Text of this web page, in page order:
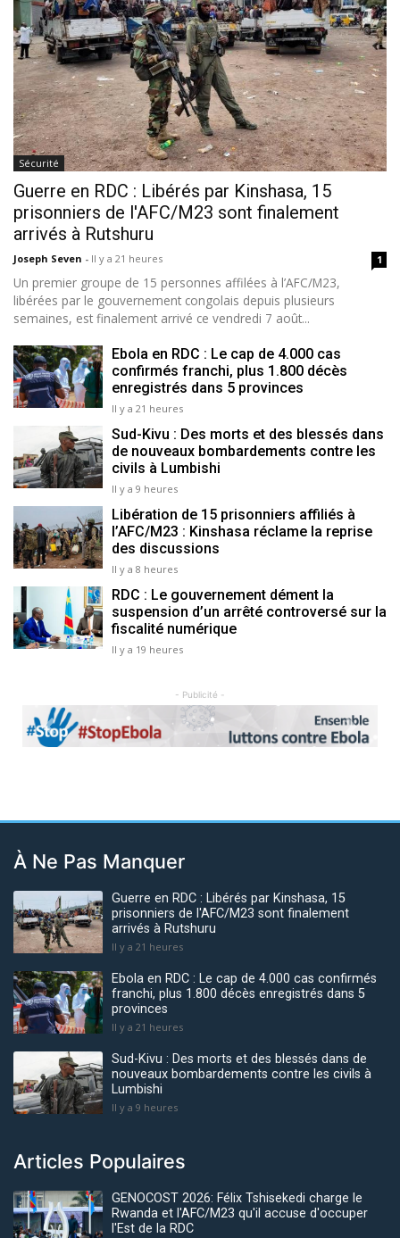
Sécurité
Guerre en RDC : Libérés par Kinshasa, 15
prisonniers de l'AFC/M23 sont finalement
arrivés à Rutshuru
Joseph Seven - Il y a 21 heures 1
Un premier groupe de 15 personnes affilées à l’AFC/M23,
libérées par le gouvernement congolais depuis plusieurs
semaines, est finalement arrivé ce vendredi 7 août...
Ebola en RDC : Le cap de 4.000 cas
confirmés franchi, plus 1.800 décès
enregistrés dans 5 provinces
Il y a 21 heures
Sud-Kivu : Des morts et des blessés dans
de nouveaux bombardements contre les
civils à Lumbishi
Il y a 9 heures
Libération de 15 prisonniers affiliés à
l’AFC/M23 : Kinshasa réclame la reprise
des discussions
Il y a 8 heures
RDC : Le gouvernement dément la
suspension d’un arrêté controversé sur la
fiscalité numérique
Il y a 19 heures
- Publicité -
Previous Next
À Ne Pas Manquer
Guerre en RDC : Libérés par Kinshasa, 15
prisonniers de l'AFC/M23 sont finalement
arrivés à Rutshuru
Il y a 21 heures
Ebola en RDC : Le cap de 4.000 cas confirmés
franchi, plus 1.800 décès enregistrés dans 5
provinces
Il y a 21 heures
Sud-Kivu : Des morts et des blessés dans de
nouveaux bombardements contre les civils à
Lumbishi
Il y a 9 heures
Articles Populaires
GENOCOST 2026: Félix Tshisekedi charge le
Rwanda et l'AFC/M23 qu'il accuse d'occuper
l'Est de la RDC